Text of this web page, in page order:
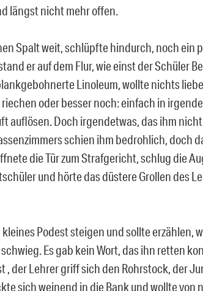
längst nicht mehr offen.
Spalt weit, schlüpfte hindurch, noch ein
er auf dem Flur, wie einst der Schüler
Linoleum, wollte nichts
oder besser noch: einfach in
auflösen. Doch irgendetwas, das ihm
schien ihm bedrohlich, doch
die Tür zum Strafgericht, schlug die
und hörte das düstere Grollen des
Podest steigen und sollte erzählen,
Es gab kein Wort, das ihn retten
, der Lehrer griff sich den Rohrstock, der
sich weinend in die Bank und wollte von